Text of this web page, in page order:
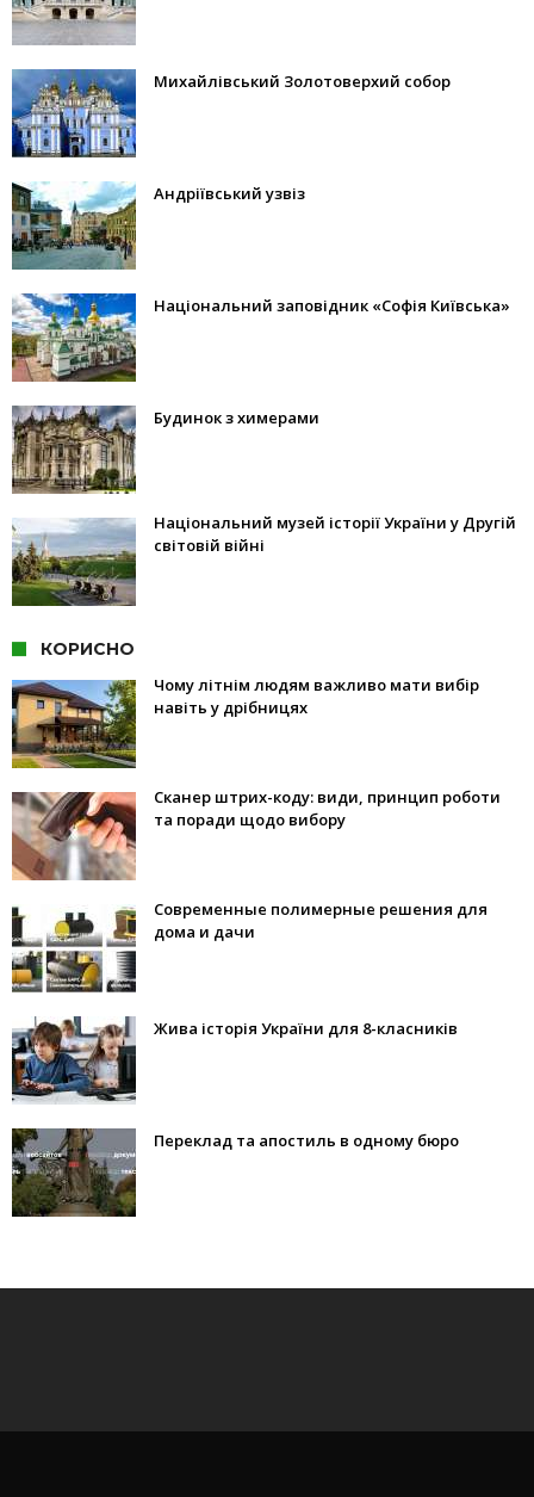
Михайлівський Золотоверхий собор
Андріївський узвіз
Національний заповідник «Софія Київська»
Будинок з химерами
Національний музей історії України у Другій
світовій війні
КОРИСНО
Чому літнім людям важливо мати вибір
навіть у дрібницях
Сканер штрих-коду: види, принцип роботи
та поради щодо вибору
Современные полимерные решения для
дома и дачи
Жива історія України для 8-класників
Переклад та апостиль в одному бюро